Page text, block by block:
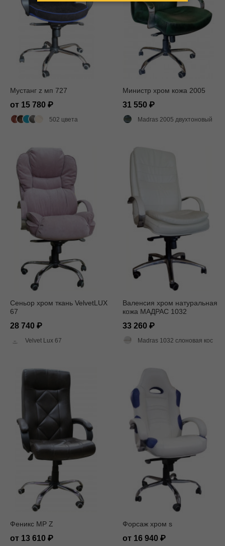
Мустанг z мп 727
от 15 780
502 цвета
Министр хром кожа 2005
31 550
Madras 2005 двухтоновый глянец
Сеньор хром ткань VelvetLUX
67
28 740
Velvet Lux 67
Валенсия хром натуральная
кожа МАДРАС 1032
33 260
Madras 1032 слоновая кость матовый
Феникс MP Z
от 13 610
Форсаж хром s
от 16 940